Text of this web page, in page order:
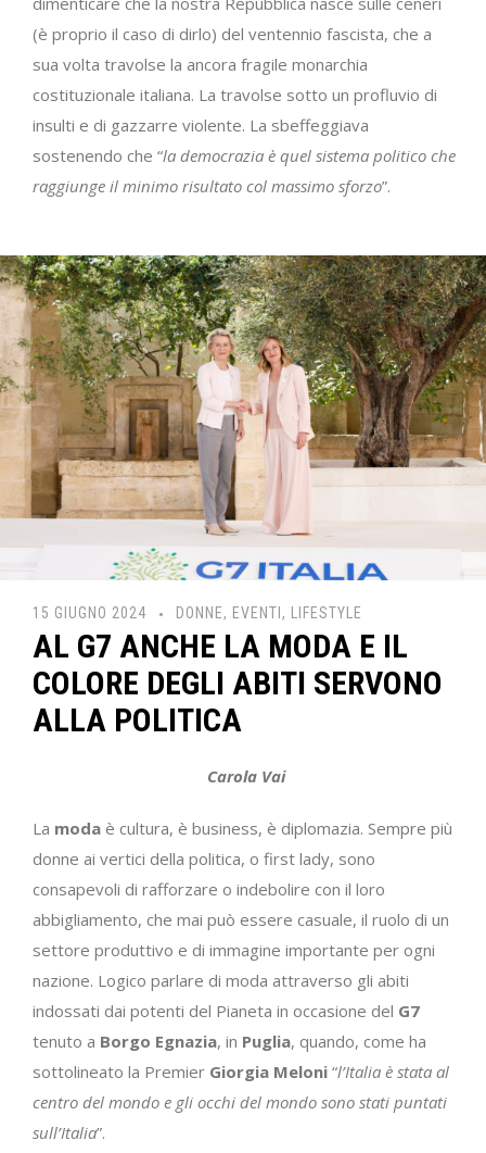
(è proprio il caso di dirlo) del ventennio fascista, che a
sua volta travolse la ancora fragile monarchia
costituzionale italiana. La travolse sotto un profluvio di
insulti e di gazzarre violente. La sbeffeggiava
sostenendo che “la democrazia è quel sistema politico che
raggiunge il minimo risultato col massimo sforzo”.
15 GIUGNO 2024 DONNE, EVENTI , LIFESTYLE
AL G7 ANCHE LA MODA E IL
COLORE DEGLI ABITI SERVONO
ALLA POLITICA
Carola Vai
La moda è cultura, è business, è diplomazia. Sempre più
donne ai vertici della politica, o first lady, sono
consapevoli di rafforzare o indebolire con il loro
abbigliamento, che mai può essere casuale, il ruolo di un
settore produttivo e di immagine importante per ogni
nazione. Logico parlare di moda attraverso gli abiti
indossati dai potenti del Pianeta in occasione del G7
tenuto a Borgo Egnazia, in Puglia, quando, come ha
sottolineato la Premier Giorgia Meloni “l’Italia è stata al
centro del mondo e gli occhi del mondo sono stati puntati
sull’Italia”.